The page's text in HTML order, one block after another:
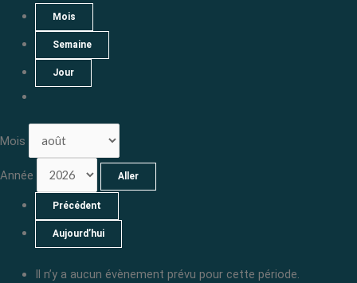
Mois
Semaine
Jour
Mois
Année
Précédent
Aujourd’hui
Il n’y a aucun évènement prévu pour cette période.